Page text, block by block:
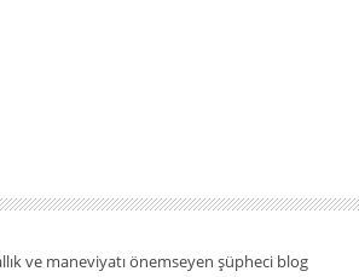
ve maneviyatı önemseyen şüpheci blog